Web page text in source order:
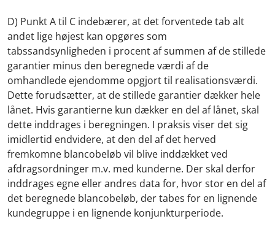
D) Punkt A til C indebærer, at det forventede tab alt
andet lige højest kan opgøres som
tabssandsynligheden i procent af summen af de stillede
garantier minus den beregnede værdi af de
omhandlede ejendomme opgjort til realisationsværdi.
Dette forudsætter, at de stillede garantier dækker hele
lånet. Hvis garantierne kun dækker en del af lånet, skal
dette inddrages i beregningen. I praksis viser det sig
imidlertid endvidere, at den del af det herved
fremkomne blancobeløb vil blive inddækket ved
afdragsordninger m.v. med kunderne. Der skal derfor
inddrages egne eller andres data for, hvor stor en del af
det beregnede blancobeløb, der tabes for en lignende
kundegruppe i en lignende konjunkturperiode.